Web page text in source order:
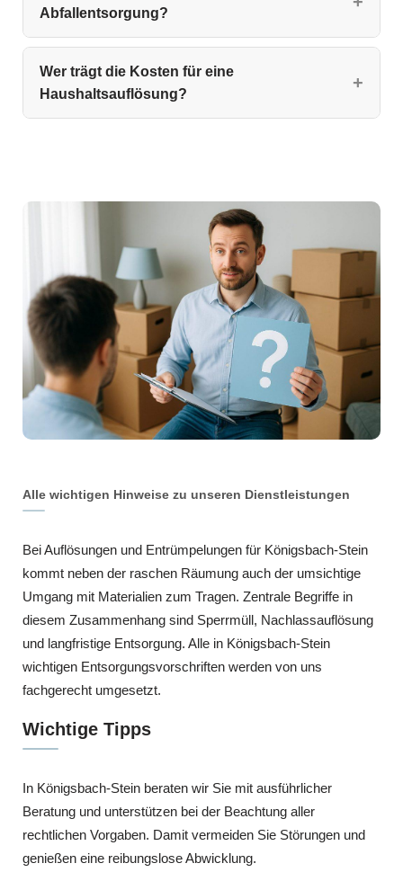
Abfallentsorgung?
Wer trägt die Kosten für eine
Haushaltsauflösung?
Alle wichtigen Hinweise zu unseren Dienstleistungen
Bei Auflösungen und Entrümpelungen für Königsbach-Stein
kommt neben der raschen Räumung auch der umsichtige
Umgang mit Materialien zum Tragen. Zentrale Begriffe in
diesem Zusammenhang sind Sperrmüll, Nachlassauflösung
und langfristige Entsorgung. Alle in Königsbach-Stein
wichtigen Entsorgungsvorschriften werden von uns
fachgerecht umgesetzt.
Wichtige Tipps
In Königsbach-Stein beraten wir Sie mit ausführlicher
Beratung und unterstützen bei der Beachtung aller
rechtlichen Vorgaben. Damit vermeiden Sie Störungen und
genießen eine reibungslose Abwicklung.